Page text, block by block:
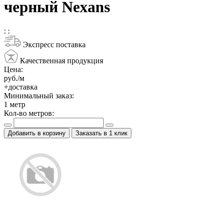
черный Nexans
: :
Экспресс поставка
Качественная продукция
Цена:
руб./м
+доставка
Минимальный заказ:
1 метр
Кол-во метров:
Добавить в корзину Заказать в 1 клик